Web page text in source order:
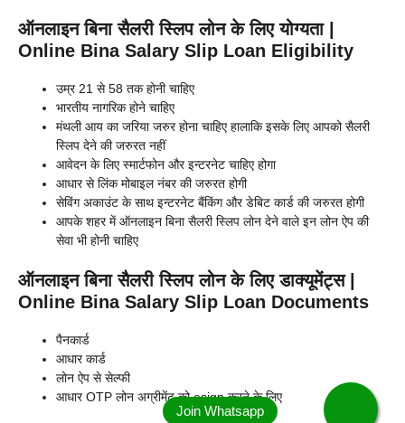
ऑनलाइन बिना सैलरी स्लिप लोन के लिए योग्यता |
Online Bina Salary Slip Loan Eligibility
उम्र 21 से 58 तक होनी चाहिए
भारतीय नागरिक होने चाहिए
मंथली आय का जरिया जरुर होना चाहिए हालाकि इसके लिए आपको सैलरी
स्लिप देने की जरुरत नहीं
आवेदन के लिए स्मार्टफोन और इन्टरनेट चाहिए होगा
आधार से लिंक मोबाइल नंबर की जरुरत होगी
सेविंग अकाउंट के साथ इन्टरनेट बैंकिंग और डेबिट कार्ड की जरुरत होगी
आपके शहर में ऑनलाइन बिना सैलरी स्लिप लोन देने वाले इन लोन ऐप की
सेवा भी होनी चाहिए
ऑनलाइन बिना सैलरी स्लिप लोन के लिए डाक्यूमेंट्स |
Online Bina Salary Slip Loan Documents
पैनकार्ड
आधार कार्ड
लोन ऐप से सेल्फी
आधार OTP लोन अग्रीमेंट को esign करने के लिए